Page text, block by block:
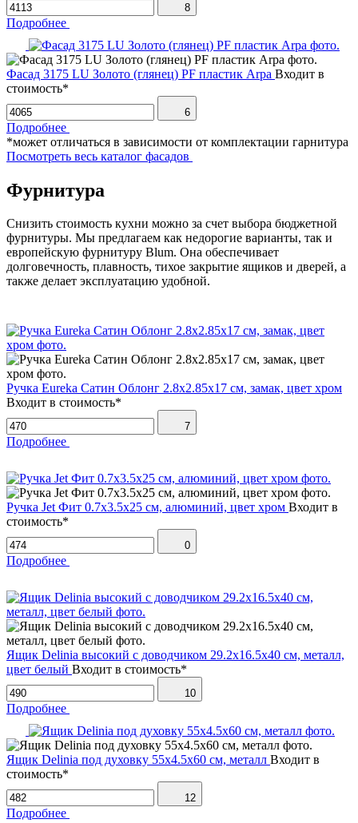
8
Подробнее
Фасад 3175 LU Золото (глянец) PF пластик Arpa Входит в
стоимость*
6
Подробнее
*может отличаться в зависимости от комплектации гарнитура
Посмотреть весь каталог фасадов
Фурнитура
Снизить стоимость кухни можно за счет выбора бюджетной
фурнитуры. Мы предлагаем как недорогие варианты, так и
европейскую фурнитуру Blum. Она обеспечивает
долговечность, плавность, тихое закрытие ящиков и дверей, а
также делает эксплуатацию удобной.
Ручка Eureka Сатин Облонг 2.8х2.85х17 см, замак, цвет хром
Входит в стоимость*
7
Подробнее
Ручка Jet Фит 0.7х3.5х25 см, алюминий, цвет хром Входит в
стоимость*
0
Подробнее
Ящик Delinia высокий с доводчиком 29.2х16.5х40 см, металл,
цвет белый Входит в стоимость*
10
Подробнее
Ящик Delinia под духовку 55х4.5х60 см, металл Входит в
стоимость*
12
Подробнее